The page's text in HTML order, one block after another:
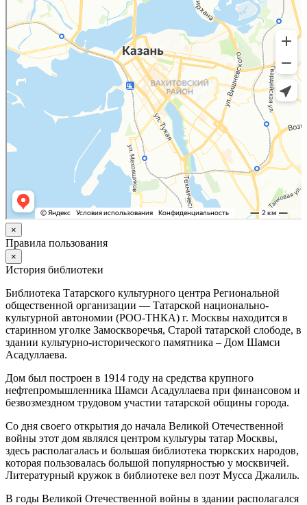
×
Правила пользования
×
История библиотеки
Библиотека Татарского культурного центра Региональной
общественной организации — Татарской национально-
культурной автономии (РОО-ТНКА) г. Москвы находится в
старинном уголке Замоскворечья, Старой татарской слободе, в
здании культурно-исторического памятника – Дом Шамси
Асадуллаева.
Дом был построен в 1914 году на средства крупного
нефтепромышленника Шамси Асадуллаева при финансовом и
безвозмездном трудовом участии татарской общины города.
Со дня своего открытия до начала Великой Отечественной
войны этот дом являлся центром культуры татар Москвы,
здесь располагалась и большая библиотека тюркских народов,
которая пользовалась большой популярностью у москвичей.
Литературный кружок в библиотеке вел поэт Мусса Джалиль.
В годы Великой Отечественной войны в здании располагался